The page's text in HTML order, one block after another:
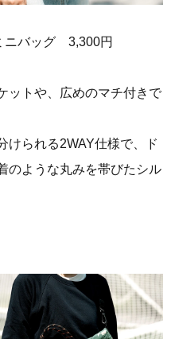
ニバッグ 3,300円
ットや、広めのマチ付きで
けられる2WAY仕様で、ド
のような丸みを帯びたシル